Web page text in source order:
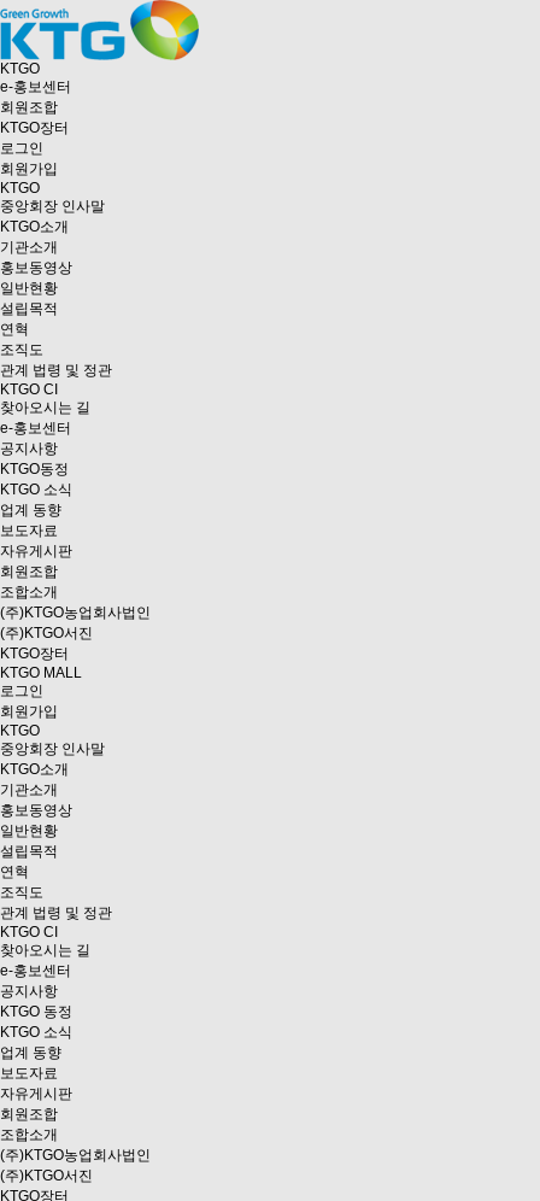
KTGO
e-홍보센터
회원조합
KTGO장터
로그인
회원가입
KTGO
중앙회장 인사말
KTGO소개
기관소개
홍보동영상
일반현황
설립목적
연혁
조직도
관계 법령 및 정관
KTGO CI
찾아오시는 길
e-홍보센터
공지사항
KTGO동정
KTGO 소식
업계 동향
보도자료
자유게시판
회원조합
조합소개
(주)KTGO농업회사법인
(주)KTGO서진
KTGO장터
KTGO MALL
로그인
회원가입
KTGO
중앙회장 인사말
KTGO소개
기관소개
홍보동영상
일반현황
설립목적
연혁
조직도
관계 법령 및 정관
KTGO CI
찾아오시는 길
e-홍보센터
공지사항
KTGO 동정
KTGO 소식
업계 동향
보도자료
자유게시판
회원조합
조합소개
(주)KTGO농업회사법인
(주)KTGO서진
KTGO장터